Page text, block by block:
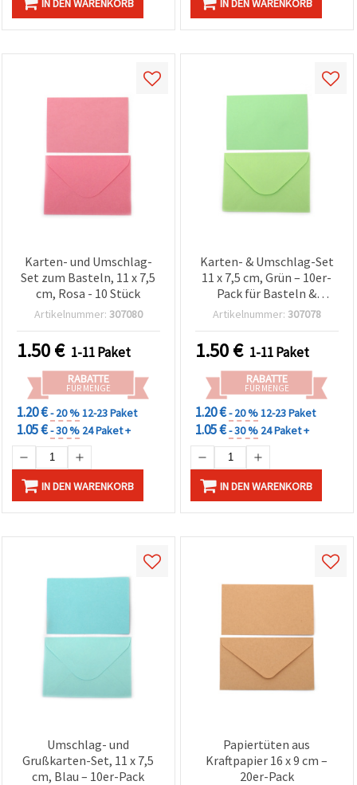
Karten- und Umschlag-
Set zum Basteln, 11 x 7,5
cm, Rosa - 10 Stück
Artikelnummer: 307080
1.50€ 1-11 Paket
RABATTE
FÜR MENGE
1.20 €- 20 %12-23 Paket
1.05 €- 30 % 24 Paket +
IN DEN WARENKORB
Karten- & Umschlag-Set
11 x 7,5 cm, Grün – 10er-
Pack für Basteln &
Scrapbooking
Artikelnummer: 307078
1.50€ 1-11 Paket
RABATTE
FÜR MENGE
1.20 €- 20 %12-23 Paket
1.05 €- 30 % 24 Paket +
IN DEN WARENKORB
Umschlag- und
Grußkarten-Set, 11 x 7,5
cm, Blau – 10er-Pack
Papiertüten aus
Kraftpapier 16 x 9 cm –
20er-Pack